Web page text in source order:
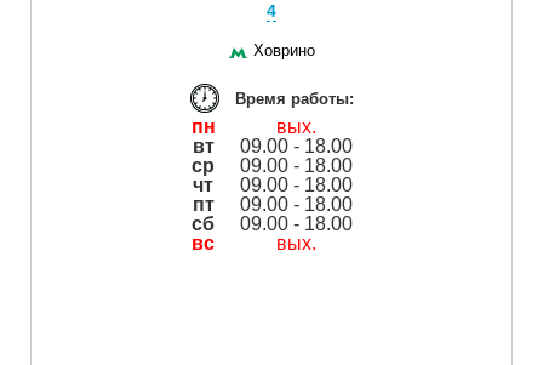
4
Ховрино
Время работы:
пн
вых.
вт
09.00 - 18.00
ср
09.00 - 18.00
чт
09.00 - 18.00
пт
09.00 - 18.00
сб
09.00 - 18.00
вс
вых.